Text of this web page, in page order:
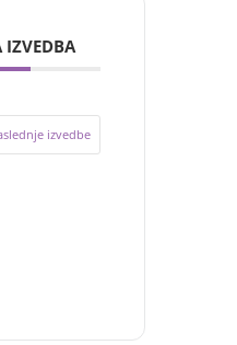
IZVEDBA
izvedbe